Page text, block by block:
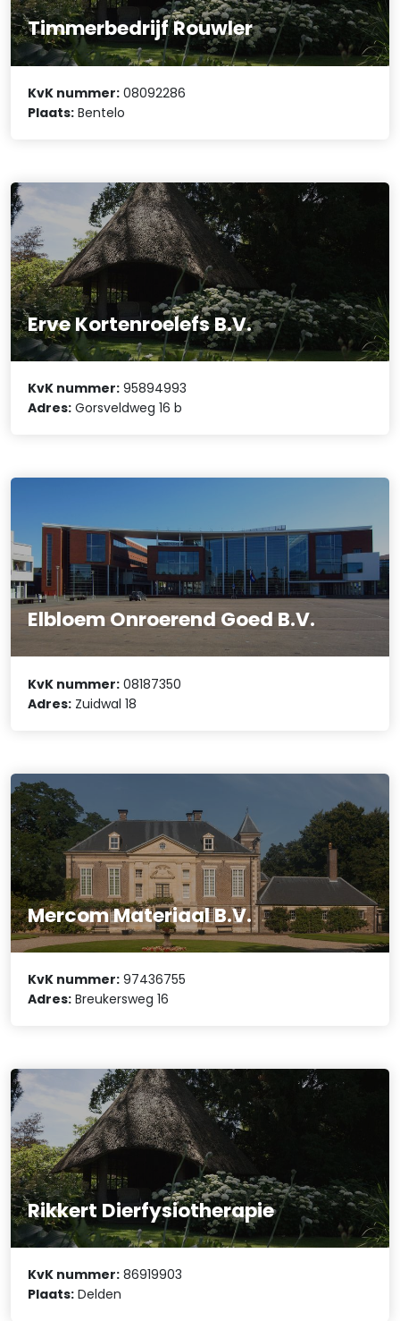
Timmerbedrijf Rouwler
KvK nummer: 08092286
Plaats: Bentelo
Erve Kortenroelefs B.V.
KvK nummer: 95894993
Adres: Gorsveldweg 16 b
Elbloem Onroerend Goed B.V.
KvK nummer: 08187350
Adres: Zuidwal 18
Mercom Materiaal B.V.
KvK nummer: 97436755
Adres: Breukersweg 16
Rikkert Dierfysiotherapie
KvK nummer: 86919903
Plaats: Delden